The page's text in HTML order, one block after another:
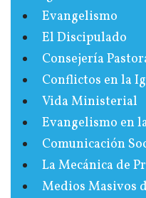
Evangelismo
El Discipulado
Consejería
Conflictos en la
Vida Ministerial
Evangelismo en
Comunicación
La Mecánica de
Medios Masivos